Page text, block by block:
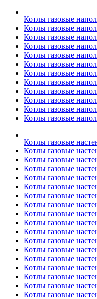
Котлы газовые
Котлы газовые
Котлы газовые
Котлы газовые
Котлы газовые
Котлы газовые
Котлы газовые
Котлы газовые
Котлы газовые
Котлы газовые
Котлы газовые
Котлы газовые
Котлы газовые
Котлы газовые
Котлы газовые
Котлы газовые
Котлы газовые
Котлы газовые
Котлы газовые
Котлы газовые
Котлы газовые
Котлы газовые
Котлы газовые
Котлы газовые
Котлы газовые
Котлы газовые
Котлы газовые
Котлы газовые
Котлы газовые
Котлы газовые